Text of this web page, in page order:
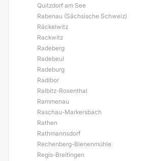
Quitzdorf am See
Rabenau (Sächsische Schweiz)
Räckelwitz
Rackwitz
Radeberg
Radebeul
Radeburg
Radibor
Ralbitz-Rosenthal
Rammenau
Raschau-Markersbach
Rathen
Rathmannsdorf
Rechenberg-Bienenmühle
Regis-Breitingen